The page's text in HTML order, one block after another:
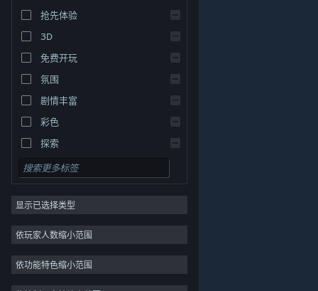
关于蒸汽平台|
不良内容举报投诉
微博
© 2026 Valve Corporation 版权所有，完美世界已获授权。
所有商标均属于其在美国或其他国家的拥有者。
© 完美世界征奇(上海)多媒体科技有限公司 版权所有。
增值电信业务经营许可证沪B2-20180406
抢先体验
3D
免费开玩
氛围
剧情丰富
彩色
探索
显示已选择类型
依玩家人数缩小范围
依功能特色缩小范围